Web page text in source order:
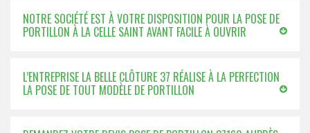
NOTRE SOCIÉTÉ EST À VOTRE DISPOSITION POUR LA POSE DE
PORTILLON À LA CELLE SAINT AVANT FACILE À OUVRIR
L’ENTREPRISE LA BELLE CLÔTURE 37 RÉALISE À LA PERFECTION
LA POSE DE TOUT MODÈLE DE PORTILLON